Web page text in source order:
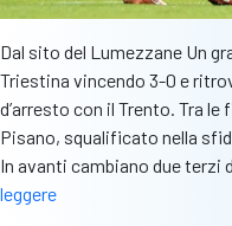
Dal sito del Lumezzane Un
Triestina vincendo 3-0 e
d’arresto con il Trento. Tra
Pisano, squalificato nella
In avanti cambiano due terzi
leggereLumezzane